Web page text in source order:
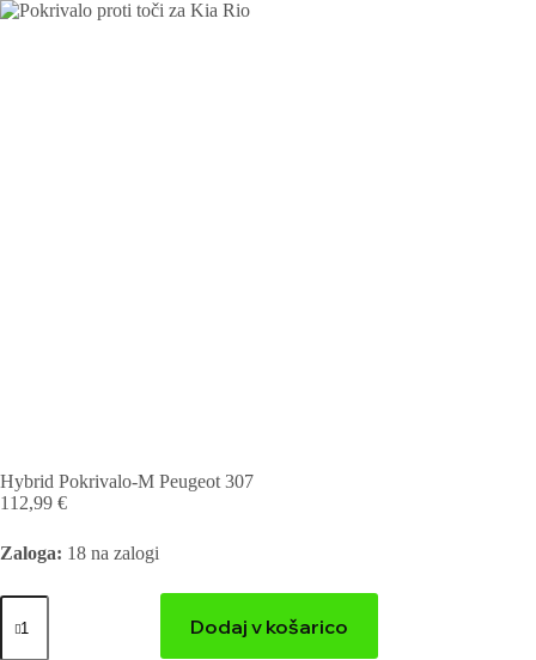
Hybrid Pokrivalo-M Peugeot 307
112,99 €
Zaloga: 18 na zalogi
Dodaj v košarico